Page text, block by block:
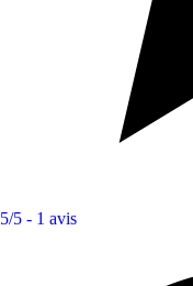
5/5 - 1 avis